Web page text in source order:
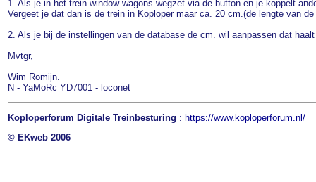
1. Als je in het trein window wagons wegzet via de button en je koppelt
Vergeet je dat dan is de trein in Koploper maar ca. 20 cm.(de lengte van
2. Als je bij de instellingen van de database de cm. wil aanpassen dat
Mvtgr,
Wim Romijn.
N - YaMoRc YD7001 - loconet
Koploperforum Digitale Treinbesturing : https://www.koploperforum.nl/
© EKweb 2006